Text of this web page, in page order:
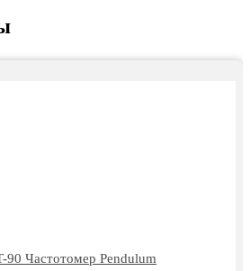
90 Частотомер Pendulum